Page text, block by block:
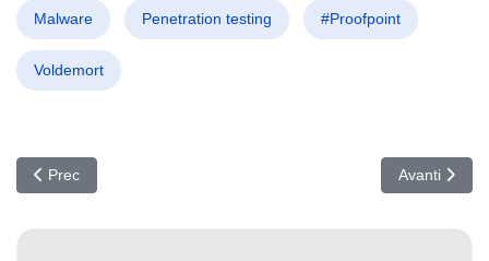
Malware Penetration testing #Proofpoint
Voldemort
Articolo precedente: Attacco Qilin 2024: Rubate Credenziali da
Prec Articolo
Avanti